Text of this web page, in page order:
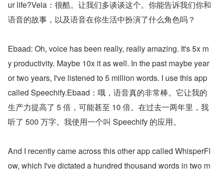
ur life?Vela：很酷。让我们多谈谈这个。你能告诉我们你和
语音的故事，以及语音在你生活中扮演了什么角色吗？
Ebaad: Oh, voice has been really, really amazing. It's 5x m
y productivity. Maybe 10x it as well. In the past maybe year
or two years, I've listened to 5 million words. I use this app
called Speechify.Ebaad：哦，语音真的非常棒。它让我的
生产力提高了 5 倍，可能甚至 10 倍。在过去一两年里，我
听了 500 万字。我使用一个叫 Speechify 的应用。
And I recently came across this other app called WhisperFl
ow, which I've dictated a hundred thousand words in two m